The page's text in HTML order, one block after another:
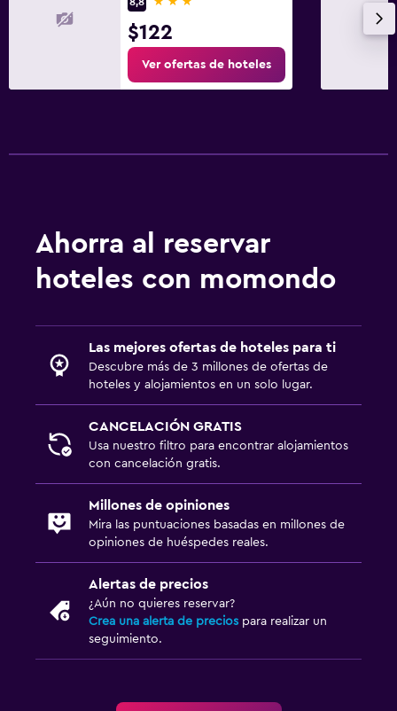
$122
Ver ofertas de hoteles
Ahorra al reservar
hoteles con momondo
Las mejores ofertas de hoteles para ti
Descubre más de 3 millones de ofertas de
hoteles y alojamientos en un solo lugar.
CANCELACIÓN GRATIS
Usa nuestro filtro para encontrar alojamientos
con cancelación gratis.
Millones de opiniones
Mira las puntuaciones basadas en millones de
opiniones de huéspedes reales.
Alertas de precios
¿Aún no quieres reservar?
Crea una alerta de precios para realizar un
seguimiento.